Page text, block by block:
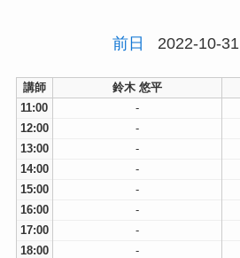
前日 2022-10-31
講師 鈴木 悠平
11:00
-
12:00
-
13:00
-
14:00
-
15:00
-
16:00
-
17:00
-
18:00
-